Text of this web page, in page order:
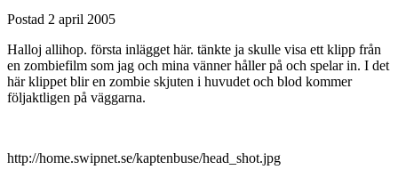
Postad 2 april 2005
Halloj allihop. första inlägget här. tänkte ja skulle visa ett klipp från
en zombiefilm som jag och mina vänner håller på och spelar in. I det
här klippet blir en zombie skjuten i huvudet och blod kommer
följaktligen på väggarna.
http://home.swipnet.se/kaptenbuse/head_shot.jpg